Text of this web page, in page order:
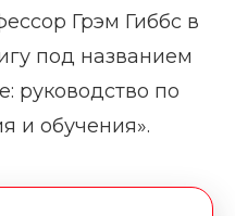
Грэм Гиббс в
под названием
руководство по
и обучения».